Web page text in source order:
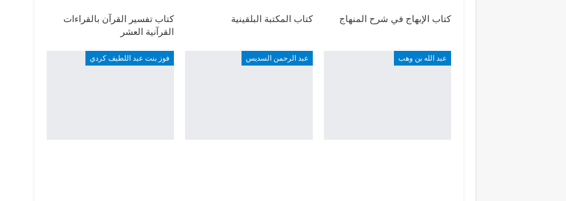
كتاب الإبهاج في شرح المنهاج كتاب المكتبة البلقينية
كتاب تفسير القرآن بالقراءات
القرآنية العشر
عبد الله بن وهب عبد الرحمن السديس فوز بنت عبد اللطيف كردي